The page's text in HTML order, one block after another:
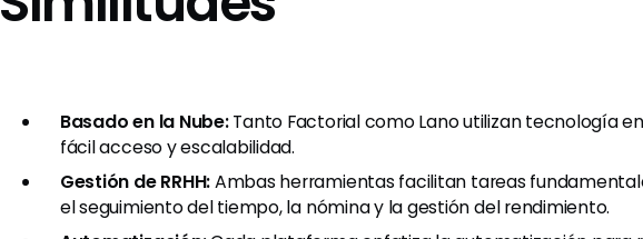
Basado en la Nube:Tanto Factorial como Lano utilizan tecnología
fácil acceso y escalabilidad.
Gestión de RRHH:Ambas herramientas facilitan tareas
el seguimiento del tiempo, la nómina y la gestión del rendimiento.